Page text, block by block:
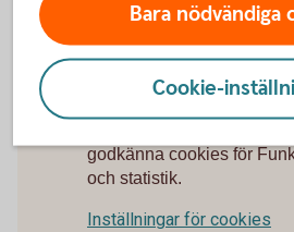
godkänna cookies för
och statistik.
Inställningar för cookies
Bara nödvändiga
Cookie-